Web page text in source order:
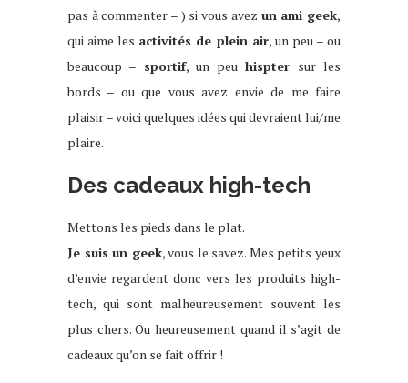
pas à commenter – ) si vous avez un ami geek,
qui aime les activités de plein air, un peu – ou
beaucoup – sportif, un peuhispter sur les
bords – ou que vous avez envie de me faire
plaisir – voici quelques idées qui devraient lui/me
plaire.
Des cadeaux high-tech
Mettons les pieds dans le plat.
Je suis un geek, vous le savez. Mes petits yeux
d’envie regardent donc vers les produits high-
tech, qui sont malheureusement souvent les
plus chers. Ou heureusement quand il s’agit de
cadeaux qu’on se fait offrir !